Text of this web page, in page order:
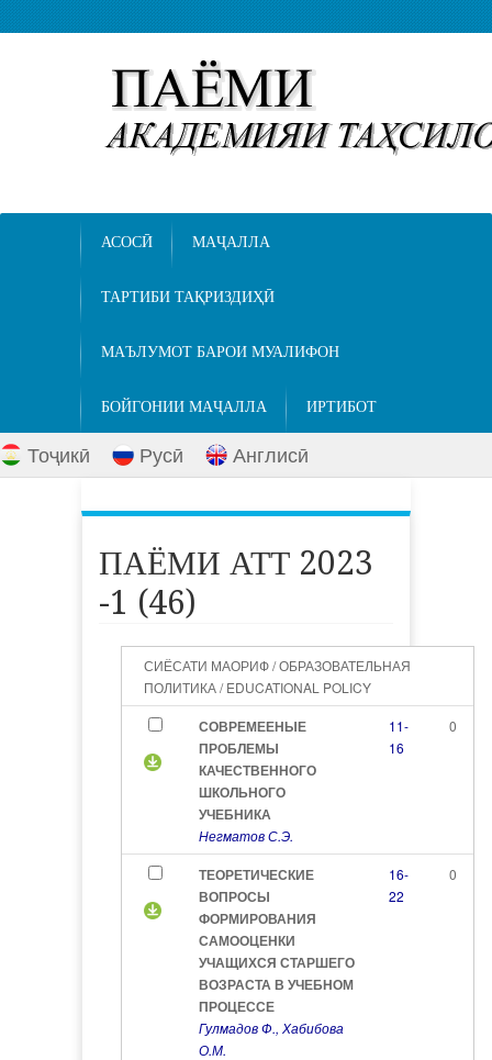
АСОСӢ МАҶАЛЛА
ТАРТИБИ ТАҚРИЗДИҲӢ
МАЪЛУМОТ БАРОИ МУАЛИФОН
БОЙГОНИИ МАҶАЛЛА ИРТИБОТ
Тоҷикӣ Русӣ Англисӣ
ПАЁМИ АТТ 2023
-1 (46)
СИЁСАТИ МАОРИФ / ОБРАЗОВАТЕЛЬНАЯ
ПОЛИТИКА / EDUCATIONAL POLICY
СОВРЕМЕЕНЫЕ
ПРОБЛЕМЫ
КАЧЕСТВЕННОГО
ШКОЛЬНОГО
УЧЕБНИКА
Негматов С.Э.
11-
16
0
ТЕОРЕТИЧЕСКИЕ
ВОПРОСЫ
ФОРМИРОВАНИЯ
САМООЦЕНКИ
УЧАЩИХСЯ СТАРШЕГО
ВОЗРАСТА В УЧЕБНОМ
ПРОЦЕССЕ
Гулмадов Ф., Хабибова
О.М.
16-
22
0